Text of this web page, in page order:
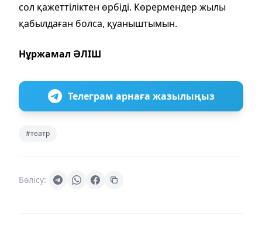
сол қажеттіліктен өрбіді. Көрермендер жылы
қабылдаған болса, қуаныштымын.
Нұржамал ӘЛІШ
Телеграм арнаға жазылыңыз
#театр
Бөлісу: